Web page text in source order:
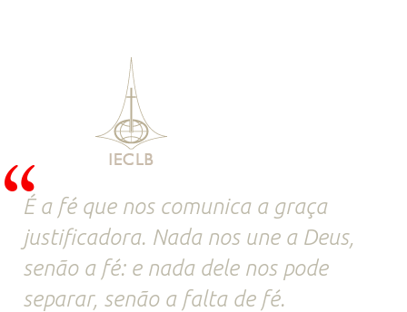
É a fé que nos comunica a graça
justificadora. Nada nos une a Deus,
senão a fé: e nada dele nos pode
separar, senão a falta de fé.